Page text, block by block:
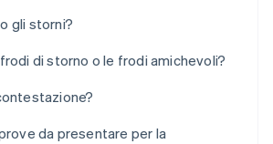
gli storni?
di storno o le frodi amichevoli?
da presentare per la